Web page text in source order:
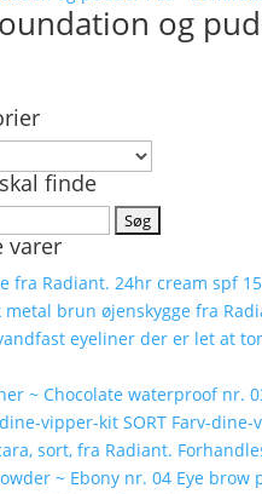
og
finde
varer
~ Chocolate waterproof nr.
SORT Farv-
Eye brow